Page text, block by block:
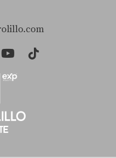
y estrategias
de tu
adicional o deseas
cómo vender tu piso
contactarme. Estoy